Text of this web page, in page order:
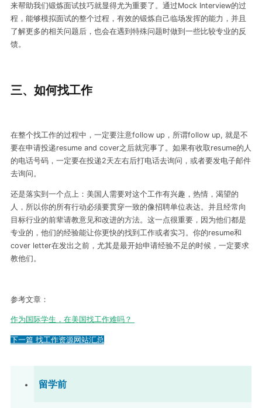
留学前
来帮助我们锻炼面试技巧就显得尤为重要了。通过Mock Interview的过
程，能够模拟面试的整个过程，有效的锻炼自己临场发挥的能力，并且
了解更多的相关问题后，也会在遇到特殊问题时做到一些比较专业的反
馈。
三、 如何找工作
在整个找工作的过程中，一定要注意follow up，所谓follow up, 就是不
要在申请投递resume and cover之后就完事了。如果有收取resume的人
的电话号码，一定要在投递2天左右后打电话去询问，或者要发电子邮件
去询问。
还是落实到一个点上：美国人需要对这个工作有兴趣，热情，渴望的
人，所以你的所有行动必须要贯穿一致的像招聘单位表达。并且经常向
目标行业的前辈请教意见和改进的方法。这一点很重要，因为他们都是
专业的，他们的经验能让你更快的找到工作或者实习。你的resume和
cover letter在发出之前，尤其是最开始申请经验不足的时候，一定要求
教他们。
参考文章：
作为国际学生，在美国找工作难吗？
下一篇 找工作资源网站汇总